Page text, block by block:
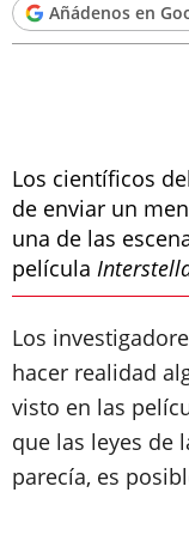
Añádenos en
Los científicos
de enviar un
una de las
película
Los
hacer realidad
visto en las
que las leyes de
parecía, es